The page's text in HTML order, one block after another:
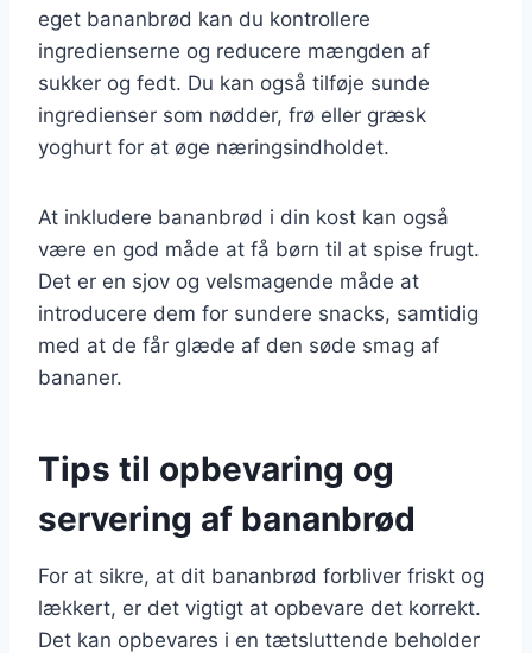
eget bananbrød kan du kontrollere
ingredienserne og reducere mængden af
sukker og fedt. Du kan også tilføje sunde
ingredienser som nødder, frø eller græsk
yoghurt for at øge næringsindholdet.
At inkludere bananbrød i din kost kan også
være en god måde at få børn til at spise frugt.
Det er en sjov og velsmagende måde at
introducere dem for sundere snacks, samtidig
med at de får glæde af den søde smag af
bananer.
Tips til opbevaring og
servering af bananbrød
For at sikre, at dit bananbrød forbliver friskt og
lækkert, er det vigtigt at opbevare det korrekt.
Det kan opbevares i en tætsluttende beholder